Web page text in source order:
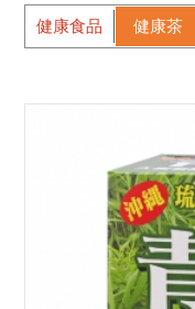
健康食品 健康茶